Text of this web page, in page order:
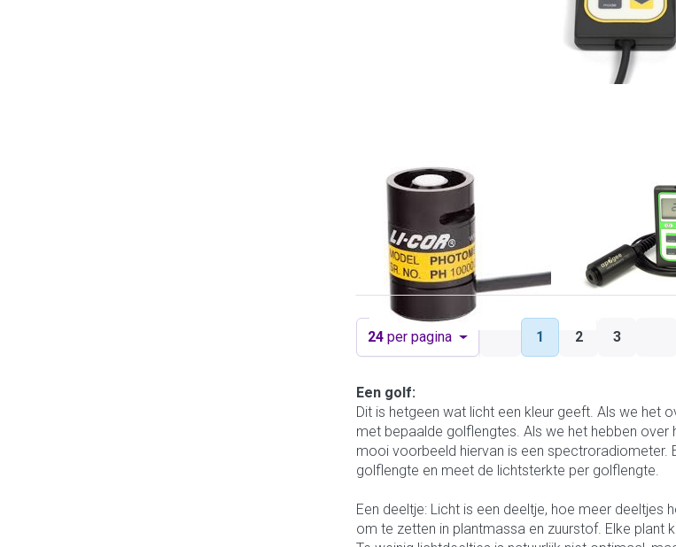
LI-COR
LI-210R-BNC-2
Results per page
24 per pagina 1 2 3
Een golf:
Dit is hetgeen wat licht een kleur geeft. Als we het
met bepaalde golflengtes. Als we het hebben
mooi voorbeeld hiervan is een
golflengte en meet de lichtsterkte per golflengte.
Een deeltje: Licht is een deeltje, hoe meer deeltjes
om te zetten in plantmassa en zuurstof. Elke